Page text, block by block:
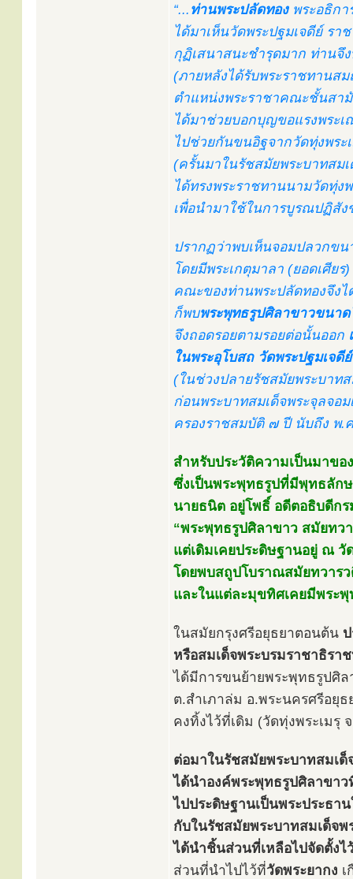
“... ท่านพระปลัดทองพระอธิกา
ได้มาเห็นวัดพระปฐมเจดีย์ รา
กุฏิเสนาสนะชำรุดมาก ท่านจึ
(ภายหลังได้รับพระราชทานส
ตำแหน่งพระราชาคณะชั้นสา
ได้มาช่วยบอกบุญขอแรงพระ
ไปช่วยกันขนอิฐจากวัดทุ่งพระ
(ครั้นมาในรัชสมัยพระบาทสม
ได้ทรงพระราชทานนามวัดทุ่ง
เพื่อนำมาใช้ในการบูรณปฏิสัง
ปรากฏว่าพบเห็นจอมปลวกข
โดยมีพระเกตุมาลา (ยอดเศีย
คณะของท่านพระปลัดทองจึง
ก็พบพระพุทธรูปศิลาขาวขนา
จึงถอดรอยตามรอยต่อนั้นออก
ในพระอุโบสถ วัดพระปฐมเจดี
(ในช่วงปลายรัชสมัยพระบาท
ก่อนพระบาทสมเด็จพระจุลจอ
ครองราชสมบัติ ๗ ปี นับถึง พ.
สำหรับประวัติความเป็นมาข
ซึ่งเป็นพระพุทธรูปที่มีพุทธลัก
นายธนิต อยู่โพธิ์ อดีตอธิบดีก
“พระพุทธรูปศิลาขาว สมัยทว
แต่เดิมเคยประดิษฐานอยู่ ณ วั
โดยพบสถูปโบราณสมัยทวาร
และในแต่ละมุขทิศเคยมีพระ
ในสมัยกรุงศรีอยุธยาตอนต้น
หรือสมเด็จพระบรมราชาธิรา
ได้มีการขนย้ายพระพุทธรูปศิ
ต.สำเภาล่ม อ.พระนครศรีอยุ
คงทิ้งไว้ที่เดิม (วัดทุ่งพระเมรุ
ต่อมาในรัชสมัยพระบาทสมเด็
ได้นำองค์พระพุทธรูปศิลาขา
ไปประดิษฐานเป็นพระประธา
กับในรัชสมัยพระบาทสมเด็จพ
ได้นำชิ้นส่วนที่เหลือไปจัดตั้งไ
ส่วนที่นำไปไว้ที่วัดพระยากง